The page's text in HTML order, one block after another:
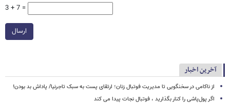
3 + 7 =
ارسال
آخرین اخبار
از ناکامی در سخنگویی تا مدیریت فوتبال زنان؛ ارتقای پست به سبک تاجرنیا/ پاداش بد بودن!
اگر پول‌پاشی را کنار بگذارید ، فوتبال نجات پیدا می کند